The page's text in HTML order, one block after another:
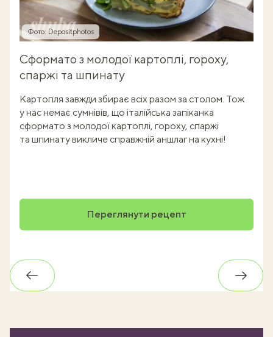
Фото: Depositphotos
Сформато з молодої картоплі, гороху,
спаржі та шпинату
Картопля завжди збирає всіх разом за столом. Тож
у нас немає сумнівів, що італійська запіканка
сформато з молодої картоплі, гороху, спаржі
та шпинату викличе справжній аншлаг на кухні!
Переглянути рецепт
Назад